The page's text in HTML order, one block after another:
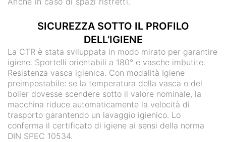
SICUREZZA SOTTO IL PROFILO
DELL’IGIENE
La CTR è stata sviluppata in modo mirato per garantire
igiene. Sportelli orientabili a 180° e vasche imbutite.
Resistenza vasca igienica. Con modalità Igiene
preimpostabile: se la temperatura della vasca o del
boiler dovesse scendere sotto il valore nominale, la
macchina riduce automaticamente la velocità di
trasporto garantendo un lavaggio igienico. Lo
conferma il certificato di igiene ai sensi della norma
DIN SPEC 10534.